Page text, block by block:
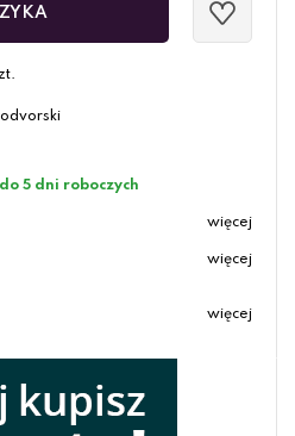
5 dni roboczych
więcej
więcej
więcej